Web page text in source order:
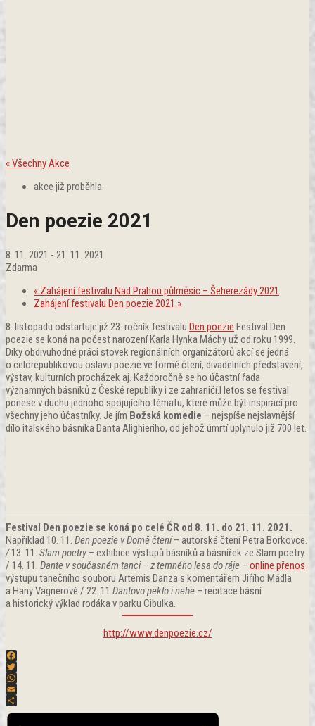
« Všechny Akce
akce již proběhla.
Den poezie 2021
8. 11. 2021 - 21. 11. 2021
Zdarma
« Zahájení festivalu Nad Prahou půlměsíc – Šeherezády 2021
Zahájení festivalu Den poezie 2021 »
8. listopadu odstartuje již 23. ročník festivalu Den poezie.Festival Den
poezie se koná na počest narození Karla Hynka Máchy už od roku 1999.
Díky obdivuhodné práci stovek regionálních organizátorů akcí se jedná
o celorepublikovou oslavu poezie ve formě čtení, divadelních představení,
výstav, kulturních procházek aj. Každoročně se ho účastní řada
významných básníků z České republiky i ze zahraničí.I letos se festival
ponese v duchu jednoho spojujícího tématu, které může být inspirací pro
všechny jeho účastníky. Je jím Božská komedie – nejspíše nejslavnější
dílo italského básníka Danta Alighieriho, od jehož úmrtí uplynulo již 700 let.
Festival Den poezie se koná po celé ČR od 8. 11. do 21. 11. 2021.
Například 10. 11. Den poezie v Domě čtení– autorské čtení Petra Borkovce.
/13. 11. Slam poetry– exhibice výstupů básníků a básnířek ze Slam poetry.
/ 14. 11. Dante v současném tanci – z temného lesa do ráje – online přenos
výstupu tanečního souboru Artemis Danza s komentářem Jiřího Mádla
a Hany Vagnerové / 22. 11 Dantovo peklo i nebe – recitace básní
a historický výklad rodáka v parku Cibulka.
http://www.denpoezie.cz/
Facebook
Twitter
WhatsApp
Email
Share